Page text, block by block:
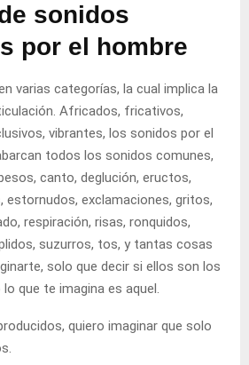
sonidos
por el hombre
varias categorías, la cual implica la
Africados, fricativos,
vibrantes, los sonidos por el
todos los sonidos comunes,
canto, deglución, eructos,
estornudos, exclamaciones, gritos,
respiración, risas, ronquidos,
suzurros, tos, y tantas cosas
solo que decir si ellos son los
que te imagina es aquel.
quiero imaginar que solo